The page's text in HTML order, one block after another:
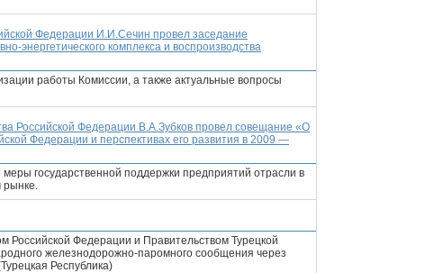
Федерации И.И.Сечин провел заседание
энергетического комплекса и воспроизводства
работы Комиссии, а также актуальные вопросы
Российской Федерации В.А.Зубков провел совещание «О
Федерации и перспективах его развития в 2009 —
государственной поддержки предприятий отрасли в
рынке.
Федерации и Правительством Турецкой
железнодорожно-паромного сообщения через
Республика)